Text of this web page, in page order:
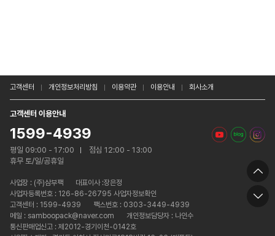
고객센터 개인정보처리방침 이용약관 이용안내 회사소개
고객센터 이용안내
1599-4939
평일 09:00 - 17:00
점심 12:00 - 13:00
휴무 토/일/공휴일
사업장 : (주)삼부팩
대표이사 :장은정
사업자등록번호 : 126-86-26795 사업자정보확인
고객센터 : 1599-4939
팩스번호 : 0303-3449-4939
메일 : samboopack@naver.com
개인정보담당자 : 나인수
통신판매업신고 : 제2012-경기이천-0142호